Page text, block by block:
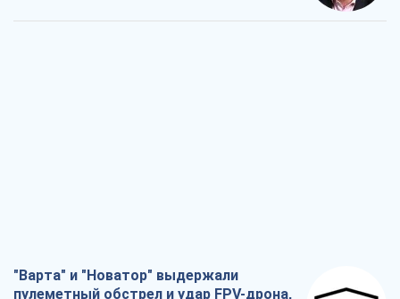
"Варта" и "Новатор" выдержали
пулеметный обстрел и удар FPV-дрона,